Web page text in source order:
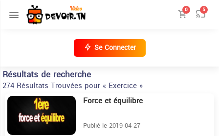
0 5
Se Connecter
Résultats de recherche
274 Résultats Trouvées pour « Exercice »
Force et équilibre
Publié le 2019-04-27